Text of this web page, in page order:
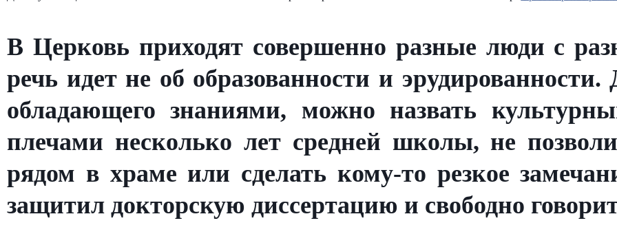
В Церковь приходят совершенно разные люди с
речь идет не об образованности и эрудированности.
обладающего знаниями, можно назвать
плечами несколько лет средней школы, не
рядом в храме или сделать кому-то резкое
защитил докторскую диссертацию и свободно